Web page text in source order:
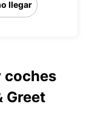
llegar
coches
Greet